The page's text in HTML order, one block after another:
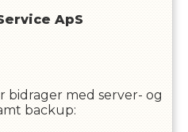
ApS
bidrager med server- og
backup: